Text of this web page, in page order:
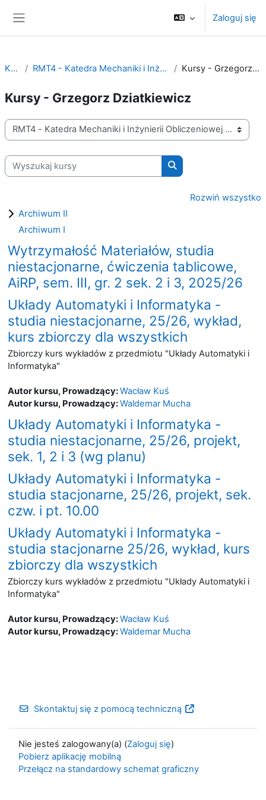
Zaloguj się
Kursy RMT4 - Katedra Mechaniki i Inżynierii Obliczeniowej Kursy - Grzegorz Dziatkiewicz
Kursy - Grzegorz Dziatkiewicz
Kategorie kursów
Wyszukaj kursy
Wyszukaj kursy
Rozwiń wszystko
Archiwum II
Archiwum I
Wytrzymałość Materiałów, studia
niestacjonarne, ćwiczenia tablicowe,
AiRP, sem. III, gr. 2 sek. 2 i 3, 2025/26
Układy Automatyki i Informatyka -
studia niestacjonarne, 25/26, wykład,
kurs zbiorczy dla wszystkich
Zbiorczy kurs wykładów z przedmiotu "Układy Automatyki i
Informatyka"
Autor kursu, Prowadzący:Wacław Kuś
Autor kursu, Prowadzący:Waldemar Mucha
Układy Automatyki i Informatyka -
studia niestacjonarne, 25/26, projekt,
sek. 1, 2 i 3 (wg planu)
Układy Automatyki i Informatyka -
studia stacjonarne, 25/26, projekt, sek.
czw. i pt. 10.00
Układy Automatyki i Informatyka -
studia stacjonarne 25/26, wykład, kurs
zbiorczy dla wszystkich
Zbiorczy kurs wykładów z przedmiotu "Układy Automatyki i
Informatyka"
Autor kursu, Prowadzący:Wacław Kuś
Autor kursu, Prowadzący:Waldemar Mucha
Skontaktuj się z pomocą techniczną
Nie jesteś zalogowany(a) (Zaloguj się)
Pobierz aplikację mobilną
Przełącz na standardowy schemat graficzny